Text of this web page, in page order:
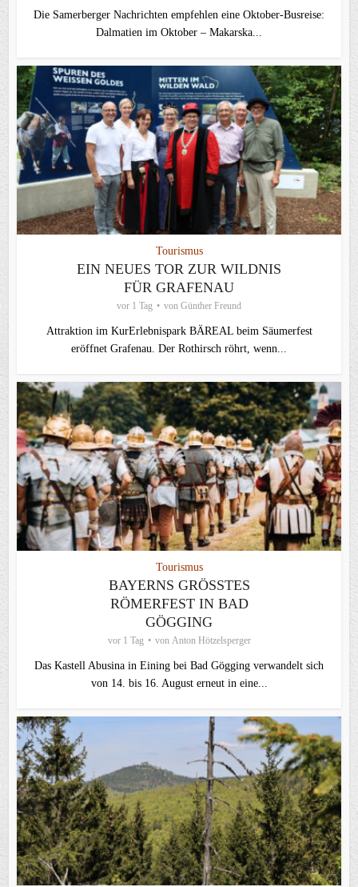
Die Samerberger Nachrichten empfehlen eine Oktober-Busreise:
Dalmatien im Oktober – Makarska...
Tourismus
EIN NEUES TOR ZUR WILDNIS
FÜR GRAFENAU
vor 1 Tag von Günther Freund
Attraktion im KurErlebnispark BÄREAL beim Säumerfest
eröffnet Grafenau. Der Rothirsch röhrt, wenn...
Tourismus
BAYERNS GRÖSSTES R
ÖMERFEST IN BAD G
ÖGGING
vor 1 Tag von Anton Hötzelsperger
Das Kastell Abusina in Eining bei Bad Gögging verwandelt sich
von 14. bis 16. August erneut in eine...